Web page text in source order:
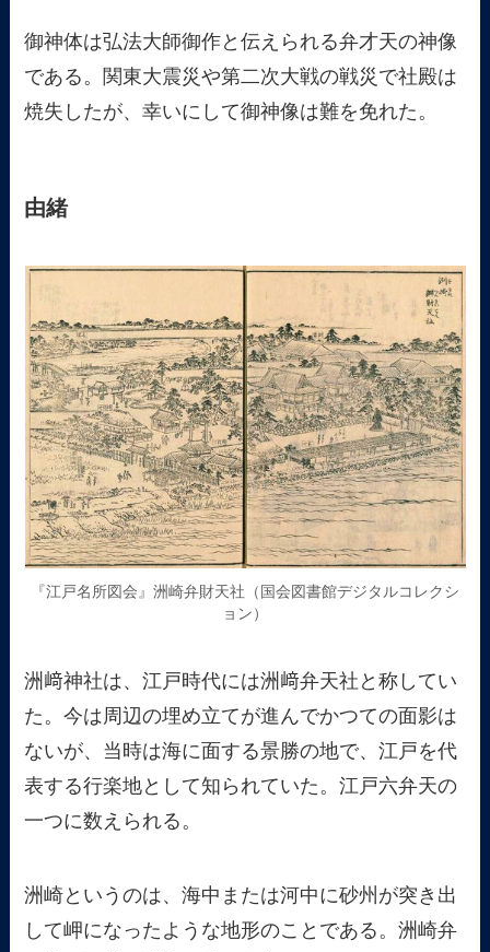
御神体は弘法大師御作と伝えられる弁才天の神像
である。関東大震災や第二次大戦の戦災で社殿は
焼失したが、幸いにして御神像は難を免れた。
由緒
『江戸名所図会』洲崎弁財天社（国会図書館デジタルコレクシ
ョン）
洲﨑神社は、江戸時代には洲﨑弁天社と称してい
た。今は周辺の埋め立てが進んでかつての面影は
ないが、当時は海に面する景勝の地で、江戸を代
表する行楽地として知られていた。江戸六弁天の
一つに数えられる。
洲崎というのは、海中または河中に砂州が突き出
して岬になったような地形のことである。洲崎弁